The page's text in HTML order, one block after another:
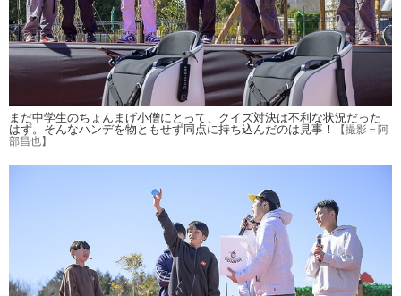
まだ中学生のちょんまげ小僧にとって、クイズ対決は不利な状況だった
はず。そんなハンデを物ともせず同点に持ち込んだのは見事！
【撮影＝阿
部昌也】